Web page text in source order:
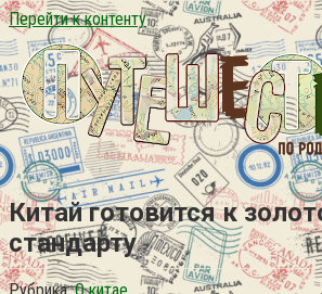
Перейти к контенту
Китай готовится к
стандарту